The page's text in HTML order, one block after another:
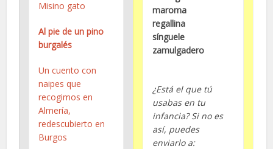
Misino gato
Al pie de un pino
burgalés
Un cuento con
naipes que
recogimos en
Almería,
redescubierto en
Burgos
maroma
regallina
sínguele
zamulgadero
¿Está el que tú
usabas en tu
infancia? Si no es
así, puedes
enviarlo a: